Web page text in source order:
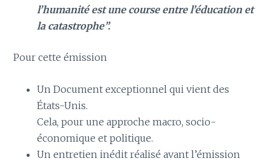
l’humanité est une course entre l’éducation et
la catastrophe”.
Pour cette émission
Un Document exceptionnel qui vient des
États-Unis.
Cela, pour une approche macro, socio-
économique et politique.
Un entretien inédit réalisé avant l’émission